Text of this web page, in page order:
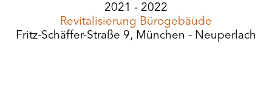
2021 - 2022
Revitalisierung Bürogebäude
Fritz-Schäffer-Straße 9, München - Neuperlach